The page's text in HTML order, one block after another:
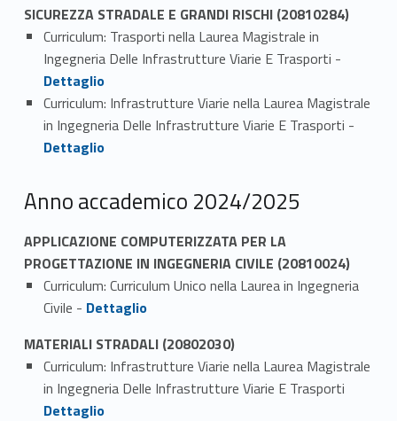
SICUREZZA STRADALE E GRANDI RISCHI (20810284)
Curriculum: Trasporti nella Laurea Magistrale in
Ingegneria Delle Infrastrutture Viarie E Trasporti -
Dettaglio
Curriculum: Infrastrutture Viarie nella Laurea Magistrale
in Ingegneria Delle Infrastrutture Viarie E Trasporti -
Dettaglio
Anno accademico 2024/2025
APPLICAZIONE COMPUTERIZZATA PER LA
PROGETTAZIONE IN INGEGNERIA CIVILE (20810024)
Curriculum: Curriculum Unico nella Laurea in Ingegneria
Civile - Link identifier #identifier_person_22681-1
Dettaglio
MATERIALI STRADALI (20802030)
Curriculum: Infrastrutture Viarie nella Laurea Magistrale
in Ingegneria Delle Infrastrutture Viarie E Trasporti
Dettaglio